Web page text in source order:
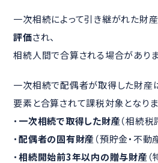
一次相続によって引き継がれた財産
評価され、
相続人間で合算される場合がありま
一次相続で配偶者が取得した財産
要素と合算されて課税対象となりま
・ 一次相続で取得した財産（相続税
・配偶者の固有財産 （預貯金・不動
・相続開始前3年以内の贈与財産